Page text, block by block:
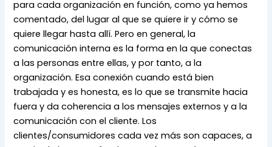
para cada organización en función, como ya hemos
comentado, del lugar al que se quiere ir y cómo se
quiere llegar hasta allí. Pero en general, la
comunicación interna es la forma en la que conectas
a las personas entre ellas, y por tanto, a la
organización. Esa conexión cuando está bien
trabajada y es honesta, es lo que se transmite hacia
fuera y da coherencia a los mensajes externos y a la
comunicación con el cliente. Los
clientes/consumidores cada vez más son capaces, a